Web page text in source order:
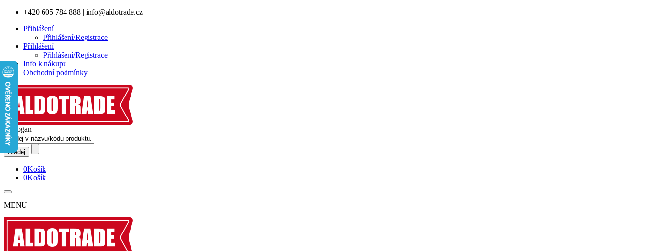
+420 605 784 888 | info@aldotrade.cz
Přihlášení
Přihlášení/Registrace
Přihlášení
Přihlášení/Registrace
Info k nákupu
Obchodní podmínky
0Košík
0Košík
MENU